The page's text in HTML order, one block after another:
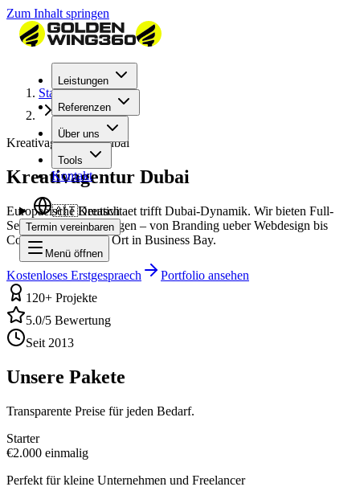
Zum Inhalt springen
Leistungen
Referenzen
Über uns
Tools
Kontakt
🇦🇹Deutsch
Termin vereinbaren
Menü öffnen
Startseite
Dubai
Kreativagentur in Dubai
Kreativagentur Dubai
Europaeische Kreativitaet trifft Dubai-Dynamik. Wir bieten Full-
Service Kreativleistungen – von Branding ueber Webdesign bis
Content – direkt vor Ort in Business Bay.
Kostenloses Erstgespraech
Portfolio ansehen
120+ Projekte
5.0/5 Bewertung
Seit 2013
Unsere Pakete
Transparente Preise für jeden Bedarf.
Starter
€2.000 einmalig
Perfekt für kleine Unternehmen und Freelancer